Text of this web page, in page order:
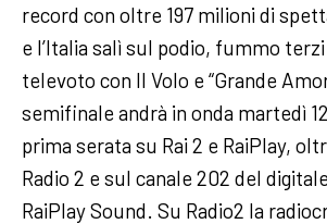
record con oltre 197 milioni di
e l’Italia salì sul podio, fummo
televoto con Il Volo e “Grande
semifinale andrà in onda martedì
prima serata su Rai 2 e RaiPlay,
Radio 2 e sul canale 202 del
RaiPlay Sound. Su Radio2 la